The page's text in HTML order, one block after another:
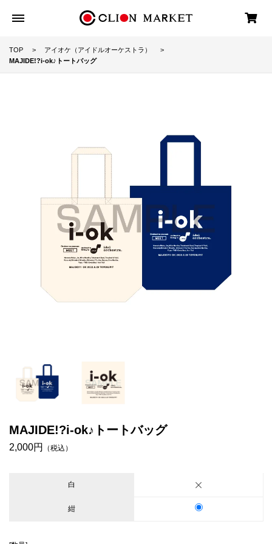
TOP
アイオケ（アイドルオーケストラ）
MAJIDE!?i-ok♪トートバッグ
MAJIDE!?i-ok♪トートバッグ
2,000円 （税込）
白
紺